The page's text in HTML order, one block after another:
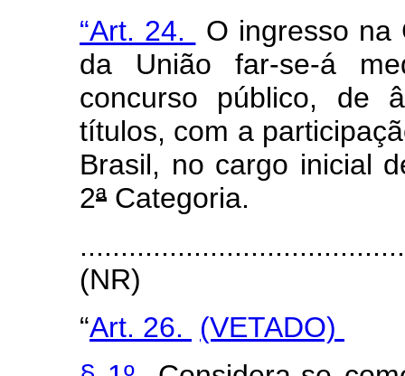
“Art. 24.
O ingresso na
da União far-se-á
concurso público, de
títulos, com a
Brasil, no cargo inicial
2ª Categoria.
(NR)
“Art. 26.
(VETADO)